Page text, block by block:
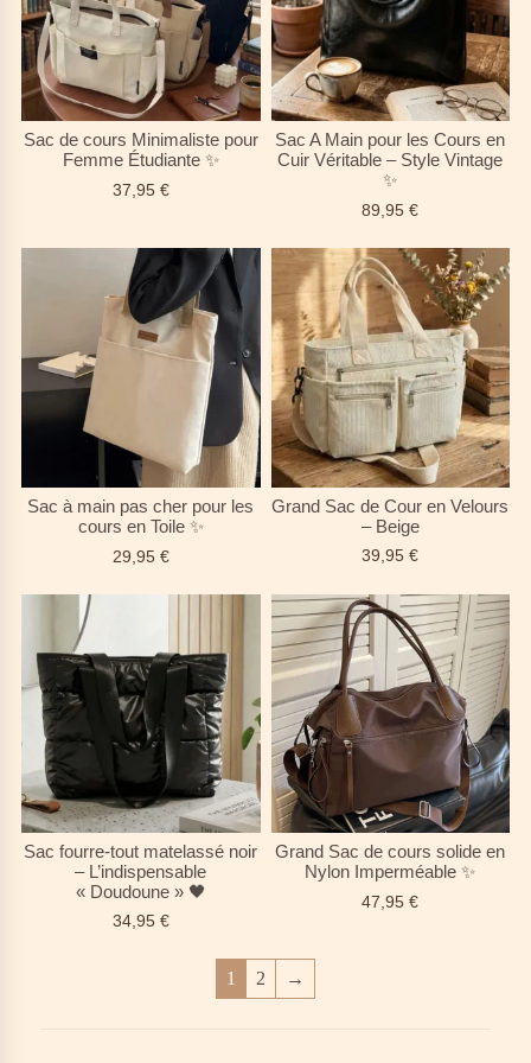
Sac de cours Minimaliste pour
Femme Étudiante ✨
37,95 €
Sac A Main pour les Cours en
Cuir Véritable – Style Vintage
✨
89,95€
Sac à main pas cher pour les
cours en Toile ✨
29,95 €
Grand Sac de Cour en Velours
– Beige
39,95€
Sac fourre-tout matelassé noir
– L’indispensable
« Doudoune » 🖤
34,95 €
Grand Sac de cours solide en
Nylon Imperméable ✨
47,95€
1 2 →